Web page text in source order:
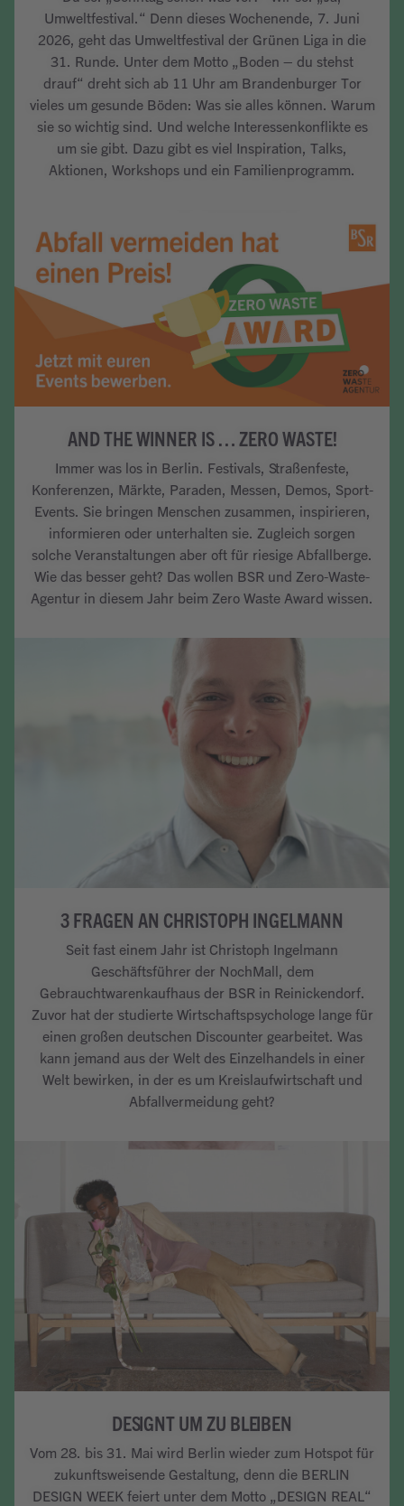
Umweltfestival.“ Denn dieses Wochenende, 7. Juni
2026, geht das Umweltfestival der Grünen Liga in die
31. Runde. Unter dem Motto „Boden – du stehst
drauf“ dreht sich ab 11 Uhr am Brandenburger Tor
vieles um gesunde Böden: Was sie alles können. Warum
sie so wichtig sind. Und welche Interessenkonflikte es
um sie gibt. Dazu gibt es viel Inspiration, Talks,
Aktionen, Workshops und ein Familienprogramm.
AND THE WINNER IS … ZERO WASTE!
Immer was los in Berlin. Festivals, Straßenfeste,
Konferenzen, Märkte, Paraden, Messen, Demos, Sport-
Events. Sie bringen Menschen zusammen, inspirieren,
informieren oder unterhalten sie. Zugleich sorgen
solche Veranstaltungen aber oft für riesige Abfallberge.
Wie das besser geht? Das wollen BSR und Zero-Waste-
Agentur in diesem Jahr beim Zero Waste Award wissen.
3 FRAGEN AN CHRISTOPH INGELMANN
Seit fast einem Jahr ist Christoph Ingelmann
Geschäftsführer der NochMall, dem
Gebrauchtwarenkaufhaus der BSR in Reinickendorf.
Zuvor hat der studierte Wirtschaftspsychologe lange für
einen großen deutschen Discounter gearbeitet. Was
kann jemand aus der Welt des Einzelhandels in einer
Welt bewirken, in der es um Kreislaufwirtschaft und
Abfallvermeidung geht?
DESIGNT UM ZU BLEIBEN
Vom 28. bis 31. Mai wird Berlin wieder zum Hotspot für
zukunftsweisende Gestaltung, denn die BERLIN
DESIGN WEEK feiert unter dem Motto „DESIGN REAL“